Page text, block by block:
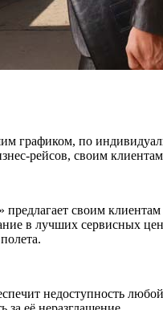
графиком, по
рейсов, своим
своим
в лучших сервисных
недоступность